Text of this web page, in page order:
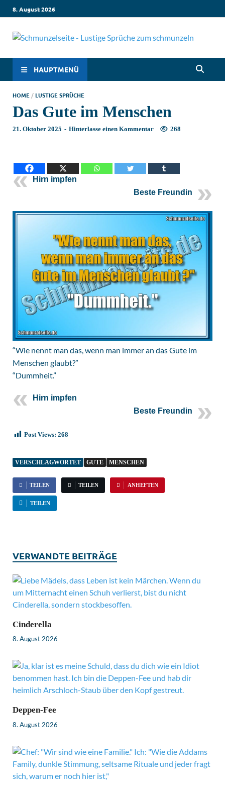
8. August 2026
–
die
HAUPTMENÜ
HOME /LUSTIGE SPRÜCHE
Das Gute im Menschen
21. Oktober 2025 - Hinterlasse einen Kommentar 268
Hirn impfen
Beste Freundin
“Wie nennt man das, wenn man immer an das Gute im
Menschen glaubt?”
“Dummheit.”
Hirn impfen
Beste Freundin
Post Views: 268
VERSCHLAGWORTET GUTE MENSCHEN
TEILEN TEILEN ANHEFTEN
TEILEN
VERWANDTE BEITRÄGE
Cinderella
8. August 2026
Deppen-Fee
8. August 2026